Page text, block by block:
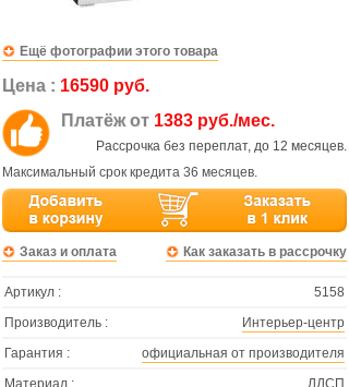
Ещё фотографии этого товара
Цена : 16590 руб.
Платёж от 1383 руб./мес.
Рассрочка без переплат, до 12 месяцев.
Максимальный срок кредита 36 месяцев.
Заказ и оплата Как заказать в рассрочку
Артикул :
5158
Производитель :
Интерьер-центр
Гарантия :
официальная от производителя
Материал :
ЛДСП